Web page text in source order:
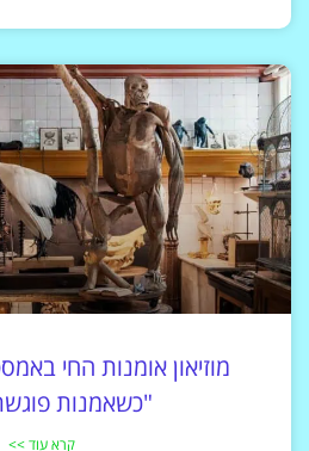
מוזיאון אומנות החי
"כשאמנות
קרא עוד >>